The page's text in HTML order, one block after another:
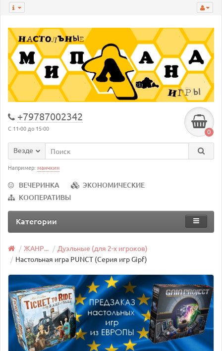
+79787002342
С 11-00 до 15-00 0
Везде
Например: манчкин
ВЕЧЕРИНКА
ЭКОНОМИЧЕСКИЕ
КООПЕРАТИВЫ
Категории
ЖАНР...
Дуэльные (для 2-х игроков)
Настольная игра PUNCT (Серия игр Gipf)